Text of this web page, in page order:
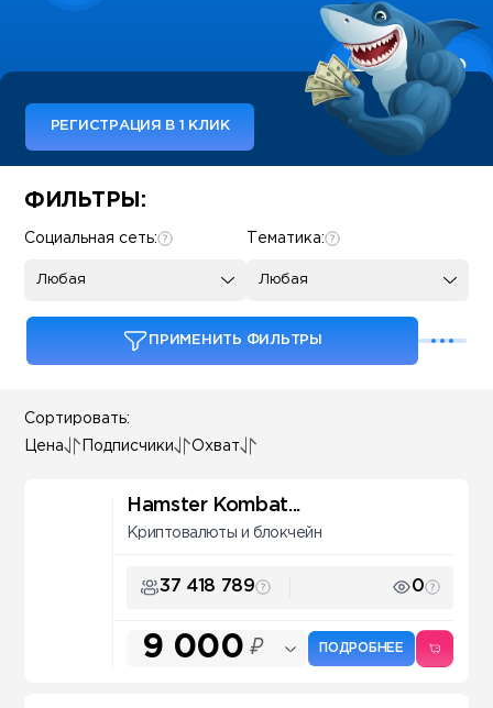
РЕГИСТРАЦИЯ В 1 КЛИК
Some SEO Title
ФИЛЬТРЫ:
Тематика:
Любая
Социальная сеть:
Любая
ПРИМЕНИТЬ ФИЛЬТРЫ
Сортировать:
Цена Подписчики Охват
Hamster Kombat...
Криптовалюты и блокчейн
37 418 789 0
9 000 ₽ ПОДРОБНЕЕ